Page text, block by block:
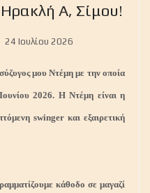
Α, Σίμου!
24 Ιουλίου 2026
μου Ντέμη με την οποία
2026. Η Ντέμη είναι η
swinger και εξαιρετική
κάθοδο σε μαγαζί